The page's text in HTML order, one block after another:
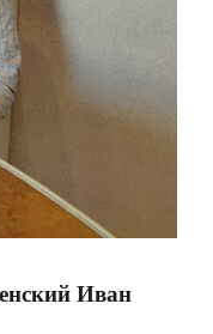
Иван